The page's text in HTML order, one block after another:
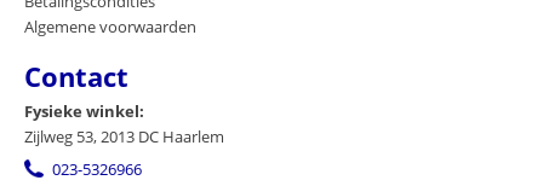
Algemene voorwaarden
Contact
Fysieke winkel:
Zijlweg 53, 2013 DC Haarlem
023-5326966